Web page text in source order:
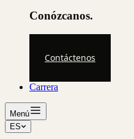
Conózcanos.
Contáctenos
Carrera
Menú
ES